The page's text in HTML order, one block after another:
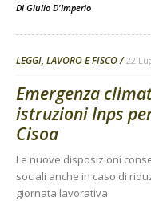
Di Giulio D'Imperio
LEGGI, LAVORO E FISCO 22
Emergenza
istruzioni Inps
Cisoa
Le nuove disposizioni
sociali anche in caso di
giornata lavorativa